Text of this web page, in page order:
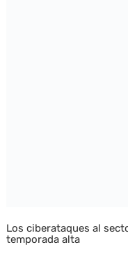
Los ciberataques al
temporada alta